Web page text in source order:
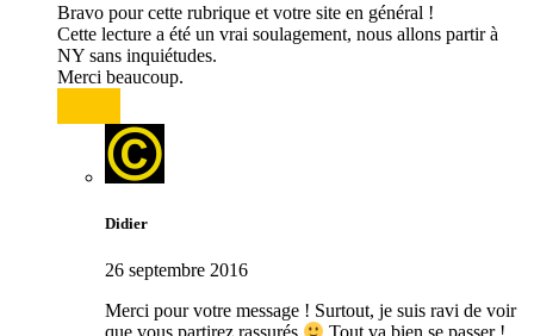
Bravo pour cette rubrique et votre site en général !
Cette lecture a été un vrai soulagement, nous allons partir à
NY sans inquiétudes.
Merci beaucoup.
Didier
26 septembre 2016
Merci pour votre message ! Surtout, je suis ravi de voir